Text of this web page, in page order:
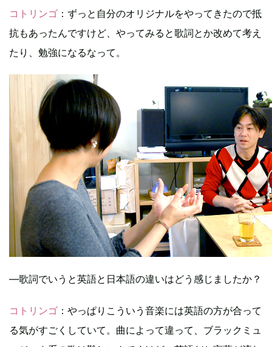
コトリンゴ ：ずっと自分のオリジナルをやってきたので抵
抗もあったんですけど、やってみると歌詞とか改めて考え
たり、勉強になるなって。
―歌詞でいうと英語と日本語の違いはどう感じましたか？
コトリンゴ ：やっぱりこういう音楽には英語の方が合って
る気がすごくしていて。曲によって違って、ブラックミュ